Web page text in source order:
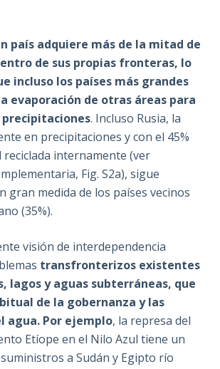
país adquiere más de la mitad de
de sus propias fronteras, lo
incluso los países más grandes
evaporación de otras áreas para
. Incluso Rusia, la
en precipitaciones y con el 45%
reciclada internamente (ver
Fig. S2a), sigue
gran medida de los países vecinos
(35%).
visión de interdependencia
transfronterizos existentes
lagos y aguas subterráneas, que
de la gobernanza y las
agua. Por ejemplo, la represa del
Etíope en el Nilo Azul tiene un
a Sudán y Egipto río